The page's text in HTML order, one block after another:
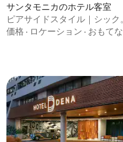
、5つ星中4.87つ星の平均評価
サンタモニカのホテル客室
ピアサイドスタイル｜シック
芸術的な空間。
価格 · ロケーション · おもて